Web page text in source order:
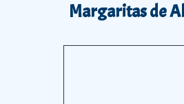
Margaritas de